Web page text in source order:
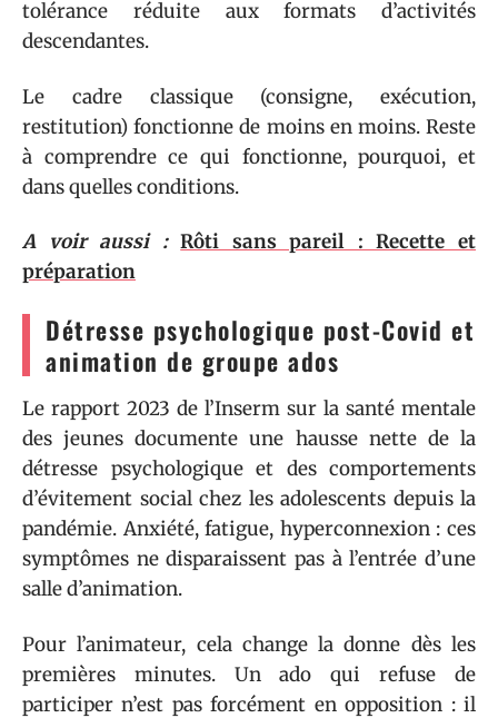
tolérance réduite aux formats d’activités
descendantes.
Le cadre classique (consigne, exécution,
restitution) fonctionne de moins en moins. Reste
à comprendre ce qui fonctionne, pourquoi, et
dans quelles conditions.
A voir aussi : Rôti sans pareil : Recette et
préparation
Détresse psychologique post-Covid et
animation de groupe ados
Le rapport 2023 de l’Inserm sur la santé mentale
des jeunes documente une hausse nette de la
détresse psychologique et des comportements
d’évitement social chez les adolescents depuis la
pandémie. Anxiété, fatigue, hyperconnexion : ces
symptômes ne disparaissent pas à l’entrée d’une
salle d’animation.
Pour l’animateur, cela change la donne dès les
premières minutes. Un ado qui refuse de
participer n’est pas forcément en opposition : il